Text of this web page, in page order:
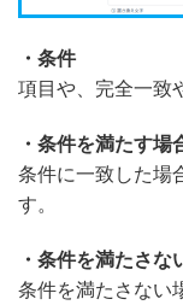
・条件
項目や、完全一致
・条件を満たす場
条件に一致した場
す。
・条件を満たさな
条件を満たさない